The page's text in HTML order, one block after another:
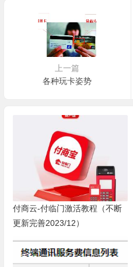
上一篇
各种玩卡姿势
付商云-付临门激活教程（不断
更新完善2023/12）